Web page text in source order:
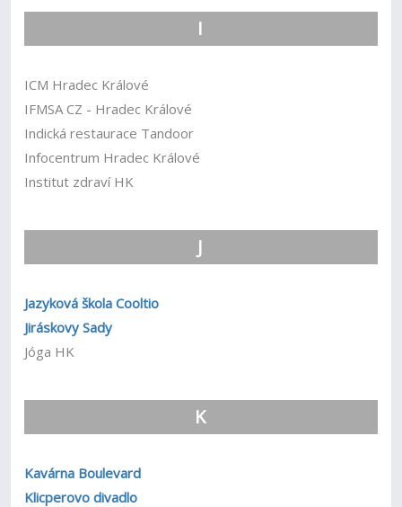
I
ICM Hradec Králové
IFMSA CZ - Hradec Králové
Indická restaurace Tandoor
Infocentrum Hradec Králové
Institut zdraví HK
J
Jazyková škola Cooltio
Jiráskovy Sady
Jóga HK
K
Kavárna Boulevard
Klicperovo divadlo